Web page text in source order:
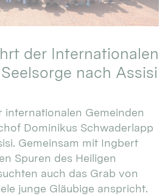
der Internationalen
nach Assisi
internationalen Gemeinden
Dominikus Schwaderlapp
Gemeinsam mit Ingbert
Spuren des Heiligen
auch das Grab von
junge Gläubige anspricht.